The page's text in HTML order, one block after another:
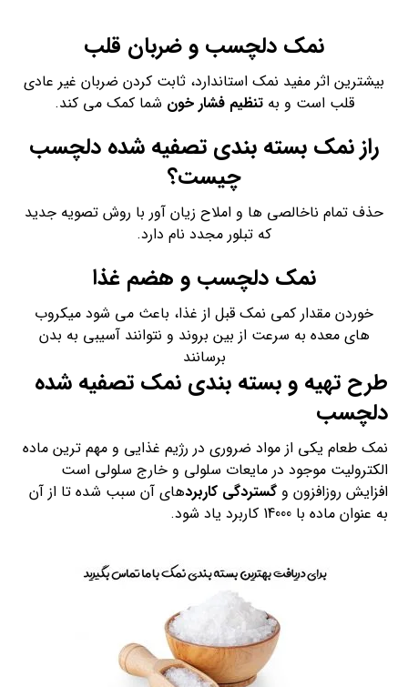
نمک دلچسب و ضربان قلب
بیشترین اثر مفید نمک استاندارد، ثابت کردن ضربان غیر عادی
قلب است و بهتنظیم فشار خون شما کمک می کند.
راز نمک بسته بندی تصفیه شده دلچسب
چیست؟
حذف تمام ناخالصی ها و املاح زیان آور با روش تصویه جدید
که تبلور مجدد نام دارد.
نمک دلچسب و هضم غذا
خوردن مقدار کمی نمک قبل از غذا، باعث می شود میکروب
های معده به سرعت از بین بروند و نتوانند آسیبی به بدن
برسانند
طرح تهیه و بسته بندی نمک تصفیه شده
دلچسب
نمک طعام یکی از مواد ضروری در رژیم غذایی و مهم ترین ماده
الکترولیت موجود در مایعات سلولی و خارج سلولی است
افزایش روزافزون وگستردگی کاربردهای آن سبب شده تا از آن
به عنوان ماده با 14000 کاربرد یاد شود.